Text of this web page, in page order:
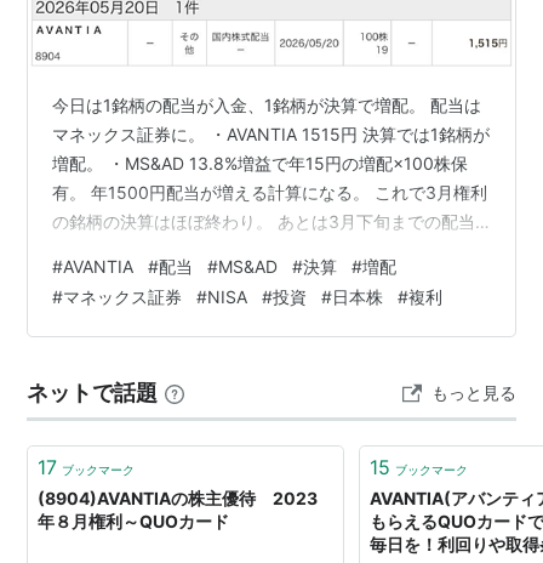
今日は1銘柄の配当が入金、1銘柄が決算で増配。 配当は
マネックス証券に。 ・AVANTIA 1515円 決算では1銘柄が
増配。 ・MS&AD 13.8%増益で年15円の増配×100株保
有。 年1500円配当が増える計算になる。 これで3月権利
の銘柄の決算はほぼ終わり。 あとは3月下旬までの配当
グ村
#AVANTIA #配当 #MS&AD #決算 #増配
#マネックス証券 #NISA #投資 #日本株 #複利
ネットで話題 もっと見る
17 ブックマーク
(8904)AVANTIAの株主優待 2023
年８月権利～QUOカード
15 ブックマーク
AVANTIA(アバンティ
もらえるQUOカード
毎日を！利回りや取